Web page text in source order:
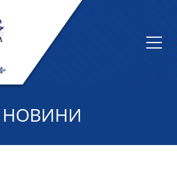
НОВИНИ